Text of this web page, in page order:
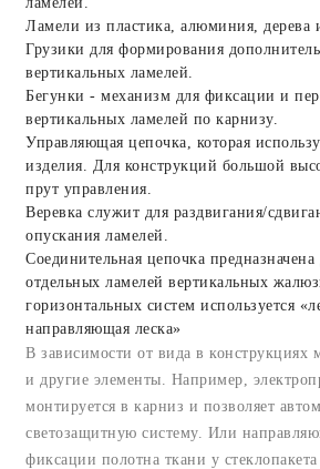
Ламели из пластика, алюминия, дерева
Грузики для формирования
вертикальных ламелей.
Бегунки - механизм для фиксации и
вертикальных ламелей по карнизу.
Управляющая цепочка, которая
изделия. Для конструкций большой
прут управления.
Веревка служит для раздвигания/
опускания ламелей.
Соединительная цепочка
отдельных ламелей вертикальных
горизонтальных систем используется
направляющая леска»
В зависимости от вида в конструкциях
и другие элементы. Например,
монтируется в карниз и позволяет
светозащитную систему. Или
фиксации полотна ткани у